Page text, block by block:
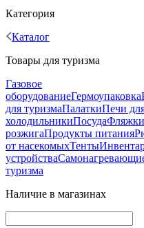
Категория
Каталог
Товары для туризма
Газовое
оборудованиеГермоупаковка
для туризмаПалаткиПечи
холодильникиПосудаФляжки
розжигаПродукты питания
от насекомыхТенты
устройства
туризма
Наличие в магазинах